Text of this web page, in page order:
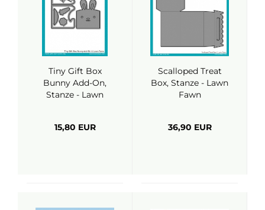
Tiny Gift Box
Bunny Add-On,
Stanze - Lawn
15,80 EUR
Scalloped Treat
Box, Stanze - Lawn
Fawn
36,90 EUR